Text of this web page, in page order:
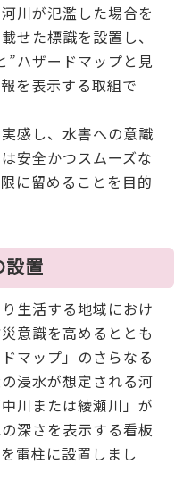
川が氾濫した場合を
せた標識を設置し、
”ハザードマップと見
を表示する取組で
感し、水害への意識
安全かつスムーズな
に留めることを目的
設置
生活する地域におけ
意識を高めるととも
マップ」のさらなる
浸水が想定される河
川または綾瀬川」が
深さを表示する看板
電柱に設置しまし